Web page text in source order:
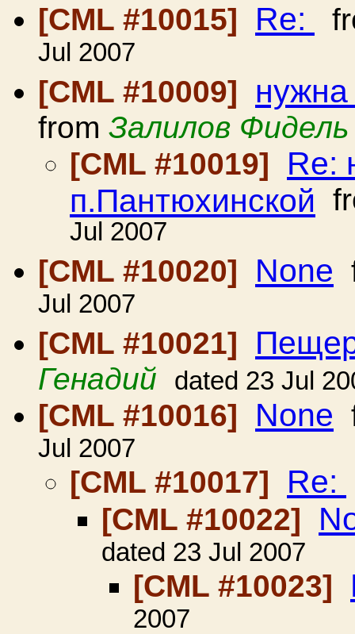
[CML #10015] Re:
Jul 2007
[CML #10009]
from Залилов Фидель
[CML #10019]
Re:
п.Пантюхинской
Jul 2007
[CML #10020]
None
Jul 2007
[CML #10021]
Генадий dated 23 Jul
[CML #10016] None
Jul 2007
[CML #10017] Re:
[CML #10022]
dated 23 Jul 2007
[CML #10023]
2007